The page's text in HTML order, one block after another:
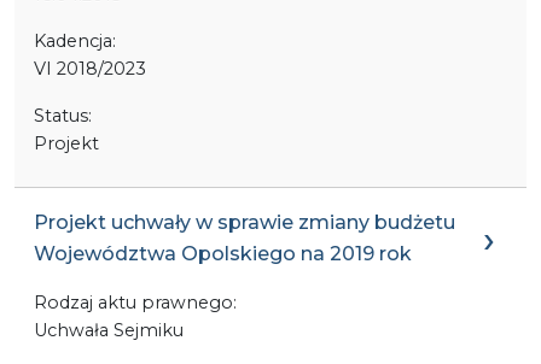
Kadencja:
VI 2018/2023
Status:
Projekt
Projekt uchwały w sprawie zmiany budżetu
Województwa Opolskiego na 2019 rok
Rodzaj aktu prawnego:
Uchwała Sejmiku